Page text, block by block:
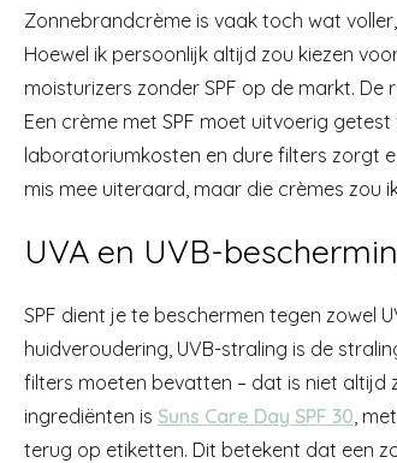
Zonnebrandcrème is vaak toch wat
Hoewel ik persoonlijk altijd zou kiezen
moisturizers zonder SPF op de markt.
Een crème met SPF moet uitvoerig
laboratoriumkosten en dure filters zorgt
mis mee uiteraard, maar die crèmes zou
UVA en UVB-
SPF dient je te beschermen tegen zowel
huidveroudering, UVB-straling is de
filters moeten bevatten – dat is niet altijd
ingrediënten is Suns Care Day SPF 30,
terug op etiketten. Dit betekent dat een